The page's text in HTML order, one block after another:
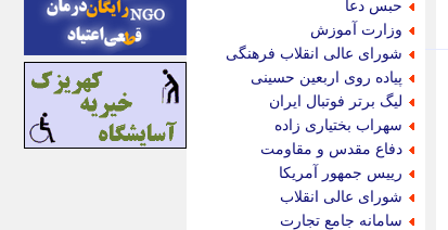
حبس دعا
وزارت آموزش
شورای عالی انقلاب فرهنگی
پیاده روی اربعین حسینی
لیگ برتر فوتبال ایران
سهراب بختیاری زاده
دفاع مقدس و مقاومت
رییس جمهور آمریکا
شورای عالی انقلاب
سامانه جامع تجارت
باشگاه خبرنگاران
باغستان نیوز
بامبوک
ببین و بخون
بدینسان
بنکر